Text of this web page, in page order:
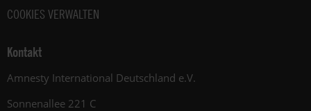
COOKIES VERWALTEN
Kontakt
Amnesty International Deutschland e.V.
Sonnenallee 221 C